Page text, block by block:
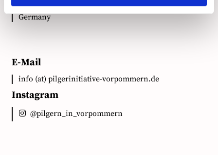
18528 Bergen auf Rügen
Germany
E-Mail
info (at) pilgerinitiative-vorpommern.de
Instagram
@pilgern_in_vorpommern